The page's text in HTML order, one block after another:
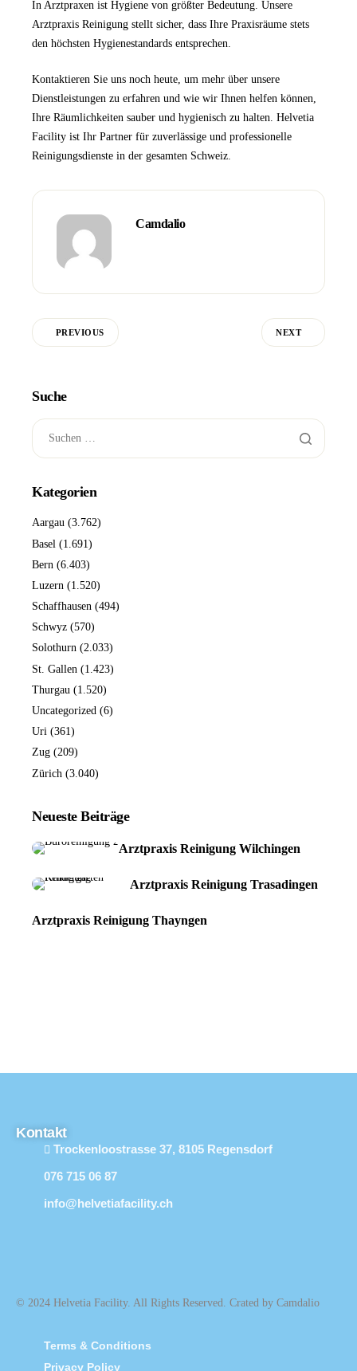
In Arztpraxen ist Hygiene von größter Bedeutung. Unsere
Arztpraxis Reinigung stellt sicher, dass Ihre Praxisräume stets
den höchsten Hygienestandards entsprechen.
Kontaktieren Sie uns noch heute, um mehr über unsere
Dienstleistungen zu erfahren und wie wir Ihnen helfen können,
Ihre Räumlichkeiten sauber und hygienisch zu halten. Helvetia
Facility ist Ihr Partner für zuverlässige und professionelle
Reinigungsdienste in der gesamten Schweiz.
Camdalio
PREVIOUS NEXT
Suche
Kategorien
Aargau (3.762)
Basel (1.691)
Bern (6.403)
Luzern (1.520)
Schaffhausen (494)
Schwyz (570)
Solothurn (2.033)
St. Gallen (1.423)
Thurgau (1.520)
Uncategorized (6)
Uri (361)
Zug (209)
Zürich (3.040)
Neueste Beiträge
Arztpraxis Reinigung Wilchingen
Arztpraxis Reinigung Trasadingen
Arztpraxis Reinigung Thayngen
Kontakt
Trockenloostrasse 37, 8105 Regensdorf
076 715 06 87
info@helvetiafacility.ch
© 2024 Helvetia Facility. All Rights Reserved. Crated by Camdalio
Terms & Conditions
Privacy Policy